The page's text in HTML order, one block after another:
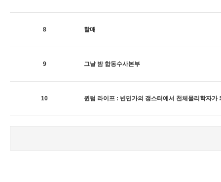
8 할매
9 그날 밤 합동수사본부
10 퀸텀 라이프 : 빈민가의 갱스터에서 천체물리학자가